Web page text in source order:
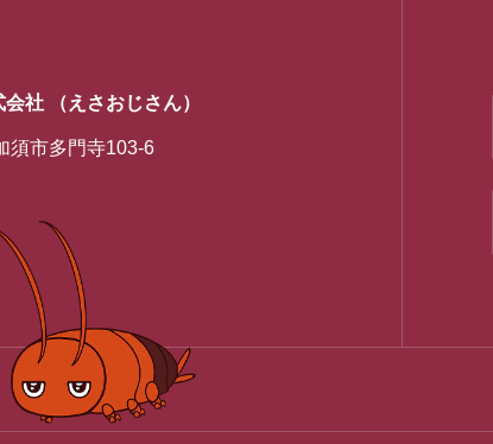
会社 （えさおじさん）
須市多門寺103-6